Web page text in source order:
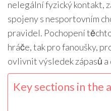
nelegální fyzický kontakt,
spojeny s nesportovním
pravidel. Pochopení
hráče, tak pro fanoušky,
ovlivnit výsledek zápasů a
Key sections in the